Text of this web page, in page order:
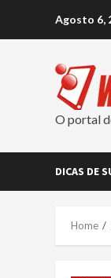
Agosto 6,
O portal
DICAS DE
Home